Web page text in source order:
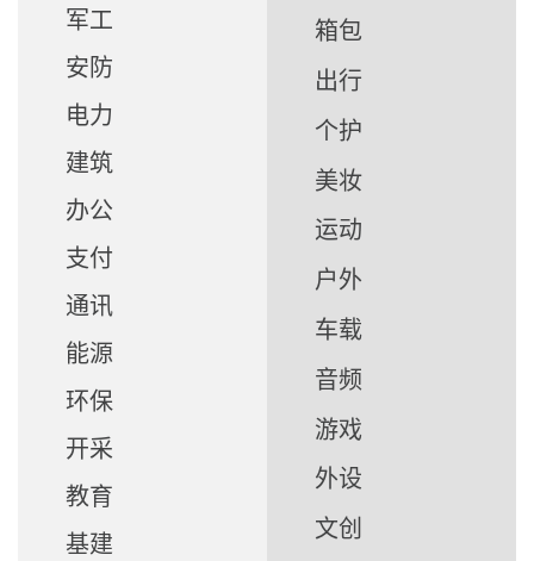
军工
安防
电力
建筑
办公
支付
通讯
能源
环保
开采
教育
基建
箱包
出行
个护
美妆
运动
户外
车载
音频
游戏
外设
文创